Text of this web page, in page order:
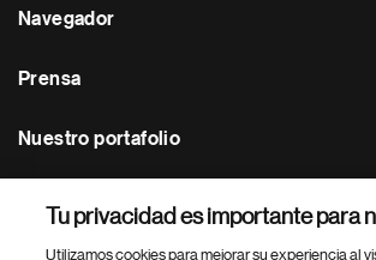
Navegador
Prensa
Nuestro portafolio
Tu privacidad es importante para
Utilizamos cookies para mejorar su experiencia al